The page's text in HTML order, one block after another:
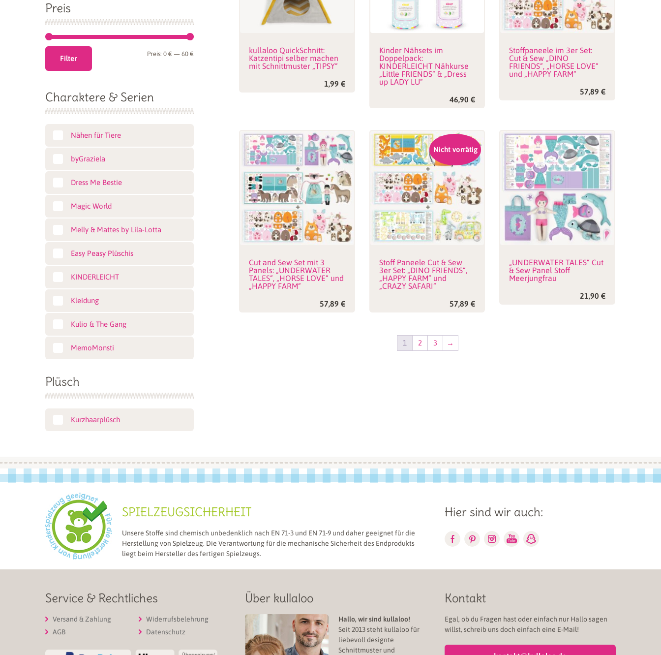
kullaloo QuickSchnitt:
Katzentipi selber machen
mit Schnittmuster „TIPSY“
1,99 €
Kinder Nähsets im
Doppelpack:
KINDERLEICHT Nähkurse
„Little FRIENDS“ & „Dress
up LADY LU“
46,90€
Stoffpaneele im 3er Set:
Cut & Sew „DINO
FRIENDS“, „HORSE LOVE“
und „HAPPY FARM“
57,89 €
Cut and Sew Set mit 3
Panels: „UNDERWATER
TALES“, „HORSE LOVE“ und
„HAPPY FARM“
57,89 €
Nicht vorrätig
Stoff Paneele Cut & Sew
3er Set: „DINO FRIENDS“,
„HAPPY FARM“ und
„CRAZY SAFARI“
57,89€
„UNDERWATER TALES“ Cut
& Sew Panel Stoff
Meerjungfrau
21,90 €
1 2 3 →
Preis
Filter
Preis:0 € —60 €
Charaktere & Serien
Nähen für Tiere
byGraziela
Dress Me Bestie
Magic World
Melly & Mattes by Lila-Lotta
Easy Peasy Plüschis
KINDERLEICHT
Kleidung
Kulio & The Gang
MemoMonsti
Plüsch
Kurzhaarplüsch
SPIELZEUGSICHERHEIT
Unsere Stoffe sind chemisch unbedenklich nach EN 71-3 und EN 71-9 und daher geeignet für die
Herstellung von Spielzeug. Die Verantwortung für die mechanische Sicherheit des Endprodukts
liegt beim Hersteller des fertigen Spielzeugs.
Hier sind wir auch:
Service & Rechtliches
Versand & Zahlung
AGB
Widerrufsbelehrung
Datenschutz
Über kullaloo
Hallo, wir sind kullaloo!
Seit 2013 steht kullaloo für
liebevoll designte
Schnittmuster und
Kontakt
Egal, ob du Fragen hast oder einfach nur Hallo sagen
willst, schreib uns doch einfach eine E-Mail!